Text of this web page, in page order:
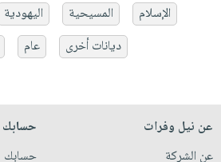
الإسلام المسيحية اليهودية
ديانات أخرى
عام
عن نيل وفرات
عن الشركة
حسابك
حسابك